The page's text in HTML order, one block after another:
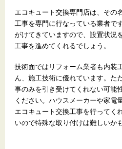
エコキュート交換専門店は、その
工事を専門に行なっている業者で
がけてきていますので、設置状況
工事を進めてくれるでしょう。
技術面ではリフォーム業者も内装
ん、施工技術に優れています。た
事のみを引き受けてくれない可能
ください。ハウスメーカーや家電
エコキュート交換工事を行ってく
いので特殊な取り付けは難しいか